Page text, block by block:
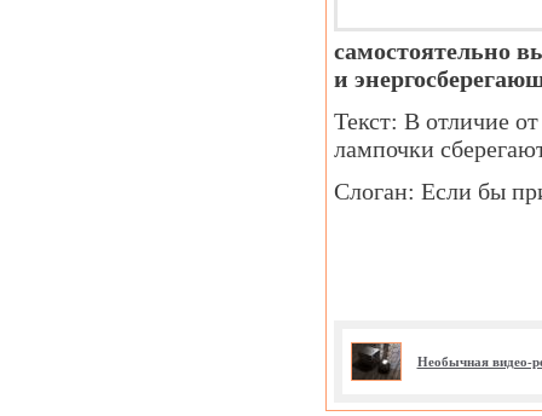
самостоятельно
и
Текст: В отличие
лампочки
Слоган: Если бы
Необычная видео-